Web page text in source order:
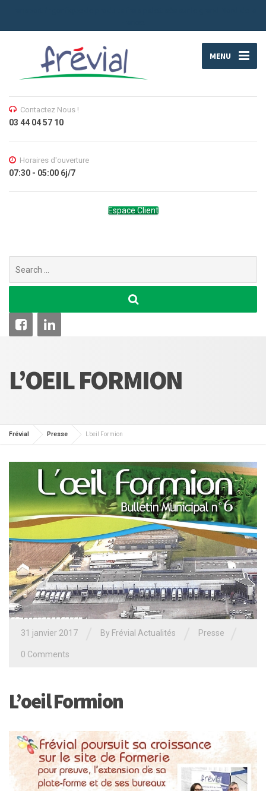
MENU
Contactez Nous !
03 44 04 57 10
Horaires d'ouverture
07:30 - 05:00 6j/7
Espace Client
for:
L’OEIL FORMION
Frévial Presse L’oeil Formion
31 janvier 2017 By Frévial Actualités Presse
0 Comments
L’oeil Formion